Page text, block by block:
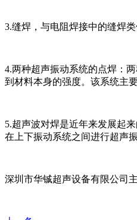
3.缝焊，与电阻焊接中的缝焊
4.两种超声振动系统的点焊：
到材料本身的强度。该系统主
5.超声波对焊是近年来发展起
在上下振动系统之间进行超声
深圳市华铖超声设备有限公司